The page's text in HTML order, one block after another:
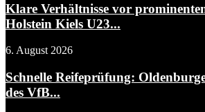
Klare Verhältnisse vor
Holstein Kiels U23...
6. August 2026
Schnelle Reifeprüfung:
des VfB...